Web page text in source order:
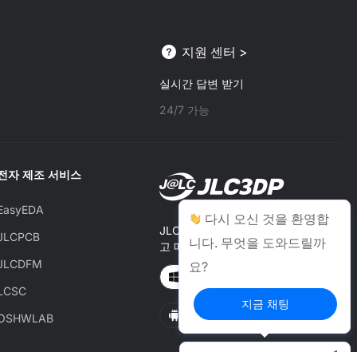
지원 센터 >
실시간 답변 받기
24/7 가능
자 제조 서비스
JLCONE 데스크톱으로 주문하
고 매번 $1~$20 할인받기
Windows
Android
다시 오신 것을 환영합
니다. 무엇을 도와드릴까
요?
지금 채팅